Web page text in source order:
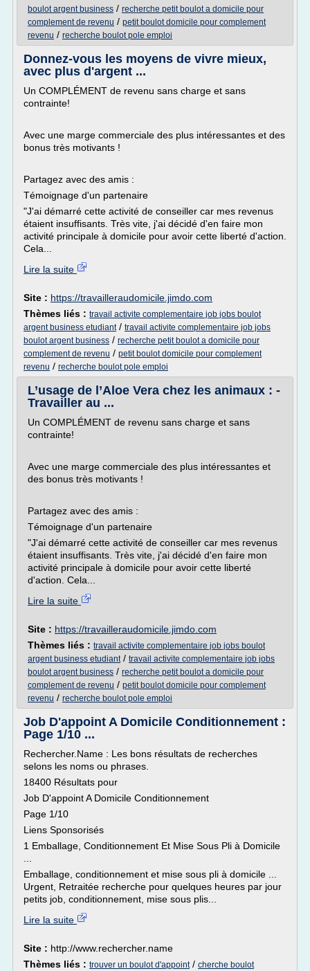
boulot argent business / recherche petit boulot a domicile pour
complement de revenu / petit boulot domicile pour complement
revenu / recherche boulot pole emploi
Donnez-vous les moyens de vivre mieux,
avec plus d'argent ...
Un COMPLÉMENT de revenu sans charge et sans
contrainte!
Avec une marge commerciale des plus intéressantes et des
bonus très motivants !
Partagez avec des amis :
Témoignage d'un partenaire
"J'ai démarré cette activité de conseiller car mes revenus
étaient insuffisants. Très vite, j'ai décidé d'en faire mon
activité principale à domicile pour avoir cette liberté d'action.
Cela...
Lire la suite
Site : https://travailleraudomicile.jimdo.com
Thèmes liés : travail activite complementaire job jobs boulot
argent business etudiant/ travail activite complementaire job jobs
boulot argent business / recherche petit boulot a domicile pour
complement de revenu / petit boulot domicile pour complement
revenu / recherche boulot pole emploi
L’usage de l’Aloe Vera chez les animaux : -
Travailler au ...
Un COMPLÉMENT de revenu sans charge et sans
contrainte!
Avec une marge commerciale des plus intéressantes et
des bonus très motivants !
Partagez avec des amis :
Témoignage d'un partenaire
"J'ai démarré cette activité de conseiller car mes revenus
étaient insuffisants. Très vite, j'ai décidé d'en faire mon
activité principale à domicile pour avoir cette liberté
d'action. Cela...
Lire la suite
Site : https://travailleraudomicile.jimdo.com
Thèmes liés : travail activite complementaire job jobs boulot
argent business etudiant/ travail activite complementaire job jobs
boulot argent business / recherche petit boulot a domicile pour
complement de revenu / petit boulot domicile pour complement
revenu / recherche boulot pole emploi
Job D'appoint A Domicile Conditionnement :
Page 1/10 ...
Rechercher.Name : Les bons résultats de recherches
selons les noms ou phrases.
18400 Résultats pour
Job D'appoint A Domicile Conditionnement
Page 1/10
Liens Sponsorisés
1 Emballage, Conditionnement Et Mise Sous Pli à Domicile
Emballage, conditionnement et mise sous pli à domicile ...
Urgent, Retraitée recherche pour quelques heures par jour
petits job, conditionnement, mise sous plis...
Lire la suite
Site : http://www.rechercher.name
Thèmes liés : trouver un boulot d'appoint/ cherche boulot